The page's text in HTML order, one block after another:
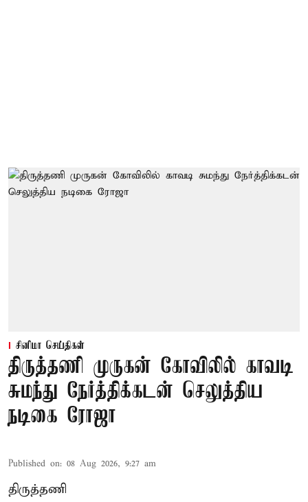
சினிமா செய்திகள்
திருத்தணி முருகன் கோவிலில் காவடி
சுமந்து நேர்த்திக்கடன் செலுத்திய
நடிகை ரோஜா
Published on: 08 Aug 2026, 9:27 am
திருத்தணி